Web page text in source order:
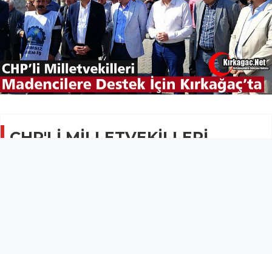
CHP'Lİ MİLLETVEKİLLERİ